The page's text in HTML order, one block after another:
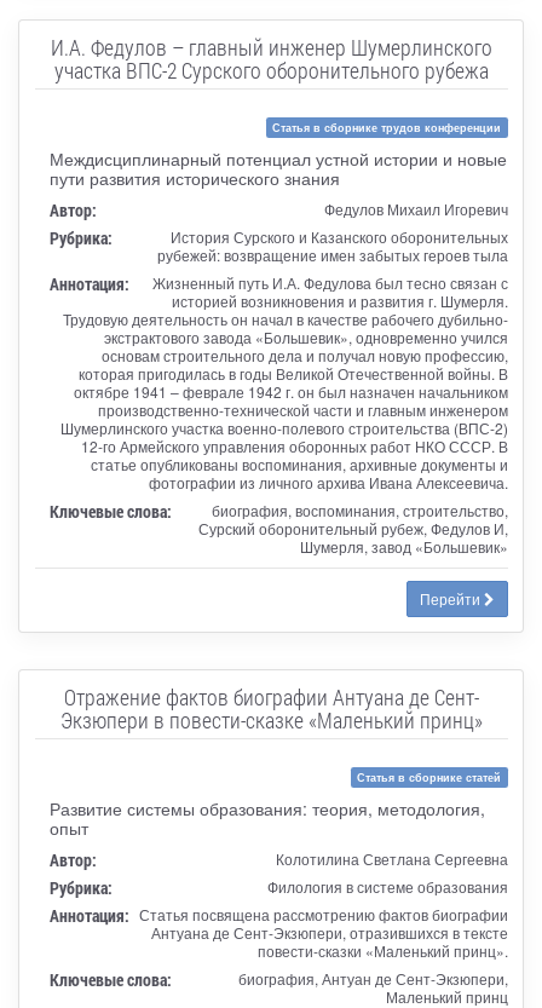
И.А. Федулов – главный инженер Шумерлинского
участка ВПС-2 Сурского оборонительного рубежа
Статья в сборнике трудов конференции
Междисциплинарный потенциал устной истории и новые
пути развития исторического знания
Автор: Федулов Михаил Игоревич
Рубрика:
История Сурского и Казанского оборонительных
рубежей: возвращение имен забытых героев тыла
Аннотация:
Жизненный путь И.А. Федулова был тесно связан с
историей возникновения и развития г. Шумерля.
Трудовую деятельность он начал в качестве рабочего дубильно-
экстрактового завода «Большевик», одновременно учился
основам строительного дела и получал новую профессию,
которая пригодилась в годы Великой Отечественной войны. В
октябре 1941 – феврале 1942 г. он был назначен начальником
производственно-технической части и главным инженером
Шумерлинского участка военно-полевого строительства (ВПС-2)
12-го Армейского управления оборонных работ НКО СССР. В
статье опубликованы воспоминания, архивные документы и
фотографии из личного архива Ивана Алексеевича.
Ключевые слова:
биография, воспоминания, строительство,
Сурский оборонительный рубеж, Федулов И,
Шумерля, завод «Большевик»
Перейти
Отражение фактов биографии Антуана де Сент-
Экзюпери в повести-сказке «Маленький принц»
Статья в сборнике статей
Развитие системы образования: теория, методология,
опыт
Автор: Колотилина Светлана Сергеевна
Рубрика: Филология в системе образования
Аннотация: Статья посвящена рассмотрению фактов биографии
Антуана де Сент-Экзюпери, отразившихся в тексте
повести-сказки «Маленький принц».
Ключевые слова:
биография, Антуан де Сент-Экзюпери,
Маленький принц